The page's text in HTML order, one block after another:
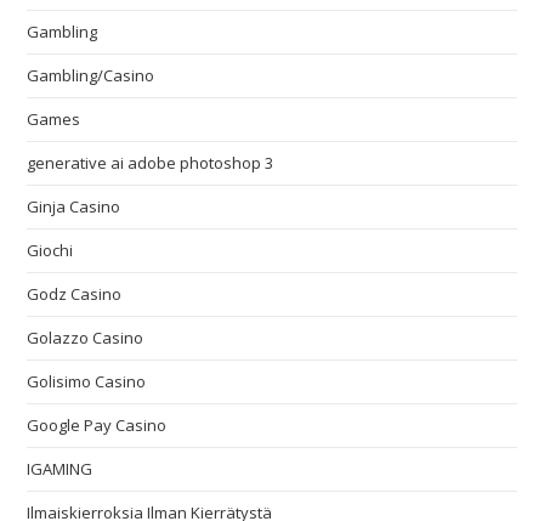
Gambling
Gambling/Casino
Games
generative ai adobe photoshop 3
Ginja Casino
Giochi
Godz Casino
Golazzo Casino
Golisimo Casino
Google Pay Casino
IGAMING
Ilmaiskierroksia Ilman Kierrätystä